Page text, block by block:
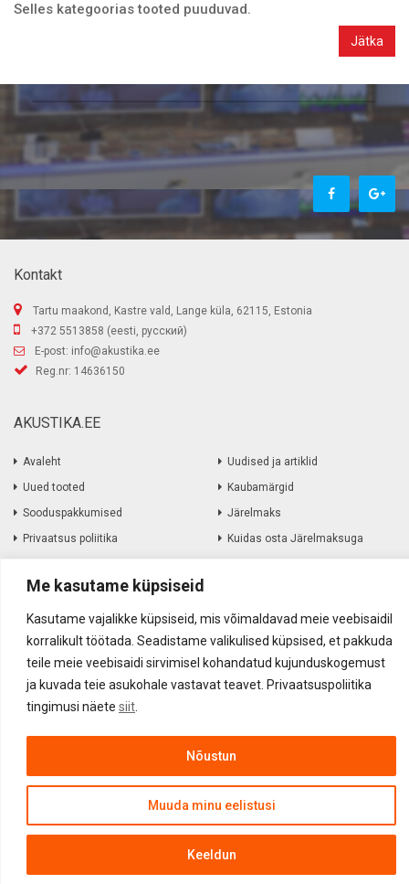
Me kasutame küpsiseid
Kasutame vajalikke küpsiseid, mis võimaldavad meie veebisaidil
korralikult töötada. Seadistame valikulised küpsised, et pakkuda
teile meie veebisaidi sirvimisel kohandatud kujunduskogemust
ja kuvada teie asukohale vastavat teavet. Privaatsuspoliitika
tingimusi näete siit
Muuda minu eelistusi
Keeldun
Nõustun
Selles kategoorias tooted puuduvad.
Jätka
Kontakt
Tartu maakond, Kastre vald, Lange küla, 62115, Estonia
+372 5513858 (eesti, русский)
E-post: info@akustika.ee
Reg.nr: 14636150
AKUSTIKA.EE
Avaleht
Uued tooted
Sooduspakkumised
Privaatsus poliitika
Uudised ja artiklid
Kaubamärgid
Järelmaks
Kuidas osta Järelmaksuga
Informatsioon
Kohaletoimetamine
Firmast
Kontakt
Kauba tagastamine
Akustika.EE OÜ ©2017-2026